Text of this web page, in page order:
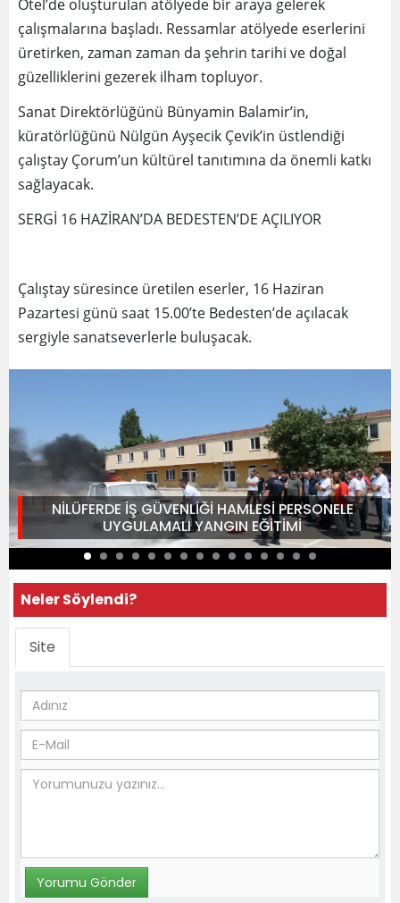
Otel’de oluşturulan atölyede bir araya gelerek
çalışmalarına başladı. Ressamlar atölyede eserlerini
üretirken, zaman zaman da şehrin tarihi ve doğal
güzelliklerini gezerek ilham topluyor.
Sanat Direktörlüğünü Bünyamin Balamir’in,
küratörlüğünü Nülgün Ayşecik Çevik’in üstlendiği
çalıştay Çorum’un kültürel tanıtımına da önemli katkı
sağlayacak.
SERGİ 16 HAZİRAN’DA BEDESTEN’DE AÇILIYOR
Çalıştay süresince üretilen eserler, 16 Haziran
Pazartesi günü saat 15.00’te Bedesten’de açılacak
sergiyle sanatseverlerle buluşacak.
NİLÜFERDE İŞ GÜVENLİĞİ HAMLESİ PERSONELE
UYGULAMALI YANGIN EĞİTİMİ
Neler Söylendi?
Site